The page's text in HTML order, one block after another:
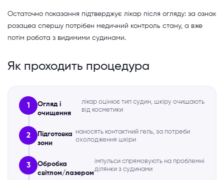
Остаточно показання підтверджує лікар після огляду: за ознак
розацеа спершу потрібен медичний контроль стану, а вже
потім робота з видимими судинами.
Як проходить процедура
1
Огляд і
очищення
лікар оцінює тип судин, шкіру очищають
від косметики
2
Підготовка
зони
наносять контактний гель, за потреби
охолодження шкіри
3
Обробка
світлом/лазером
імпульси спрямовують на проблемні
ділянки з судинами